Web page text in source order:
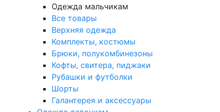
Одежда мальчикам
Все товары
Верхняя одежда
Комплекты, костюмы
Брюки, полукомбинезоны
Кофты, свитера, пиджаки
Рубашки и футболки
Шорты
Галантерея и аксессуары